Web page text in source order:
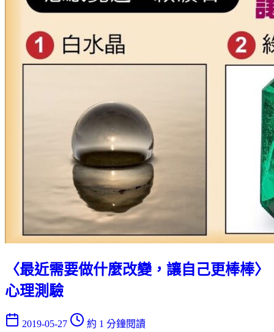
〈最近需要做什麼改變，讓自己更棒棒〉
心理測驗
2019-05-27
約 1 分鐘閱讀